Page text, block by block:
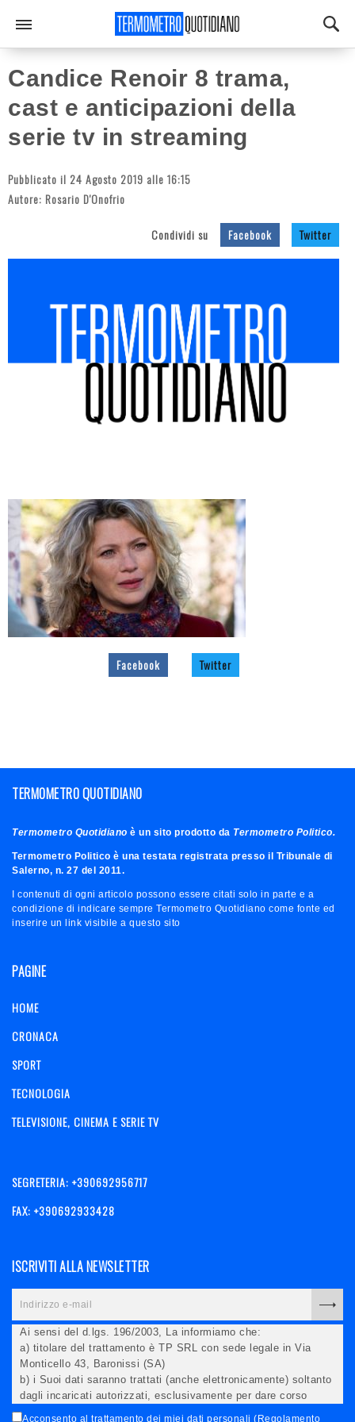
Candice Renoir 8 trama,
cast e anticipazioni della
serie tv in streaming
Pubblicato il 24 Agosto 2019 alle 16:15
Autore: Rosario D'Onofrio
Condividi su Facebook Twitter
Facebook Twitter
TERMOMETRO QUOTIDIANO
Termometro Quotidiano è un sito prodotto da Termometro Politico.
Termometro Politico è una testata registrata presso il Tribunale di
Salerno, n. 27 del 2011.
I contenuti di ogni articolo possono essere citati solo in parte e a
condizione di indicare sempre Termometro Quotidiano come fonte ed
inserire un link visibile a questo sito
PAGINE
HOME
CRONACA
SPORT
TECNOLOGIA
TELEVISIONE, CINEMA E SERIE TV
SEGRETERIA: +390692956717
FAX: +390692933428
ISCRIVITI ALLA NEWSLETTER
Ai sensi del d.lgs. 196/2003, La informiamo che:
a) titolare del trattamento è TP SRL con sede legale in Via
Monticello 43, Baronissi (SA)
b) i Suoi dati saranno trattati (anche elettronicamente) soltanto
dagli incaricati autorizzati, esclusivamente per dare corso
all'invio della newsletter e per l'invio (anche via email) di
Acconsento al trattamento dei miei dati personali (Regolamento